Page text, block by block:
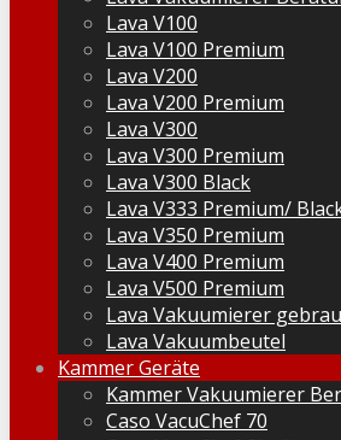
Lava V100
Lava V100 Premium
Lava V200
Lava V200 Premium
Lava V300
Lava V300 Premium
Lava V300 Black
Lava V333 Premium/
Lava V350 Premium
Lava V400 Premium
Lava V500 Premium
Lava Vakuumierer
Lava Vakuumbeutel
Kammer Geräte
Kammer Vakuumierer
Caso VacuChef 70